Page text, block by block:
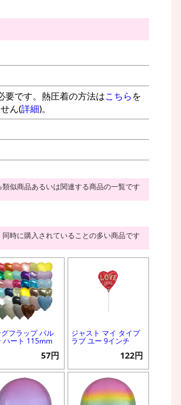
要です。熱圧着の方法はこちら を
ん(詳細)。
似商品あるいは関連する商品の一覧です
同時に購入されていることの多い商品です
グフラップ バル
ハート 115mm
57円
ジャスト マイ タイプ
ラブ ユー 9インチ
122円